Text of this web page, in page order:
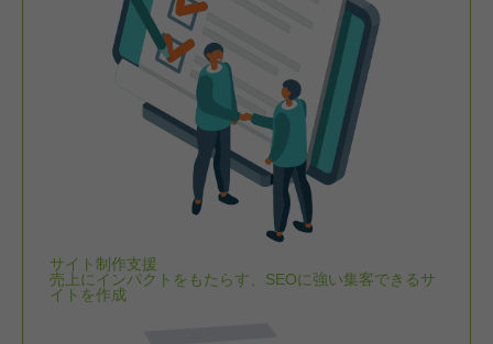
サイト制作支援
売上にインパクトをもたらす、SEOに強い集客できるサ
イトを作成